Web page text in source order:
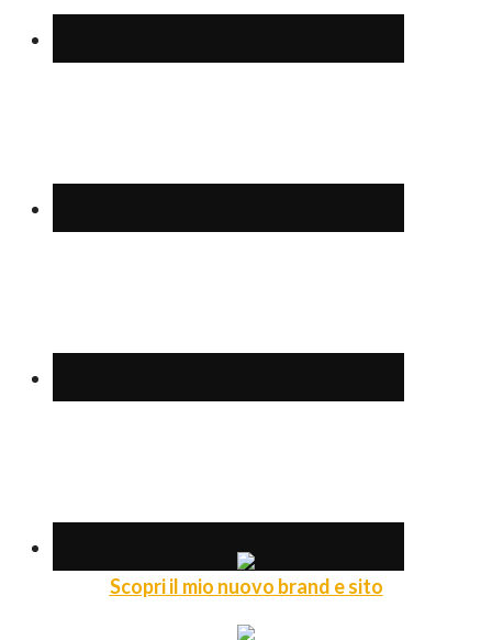
Scopri il mio nuovo brand e sito